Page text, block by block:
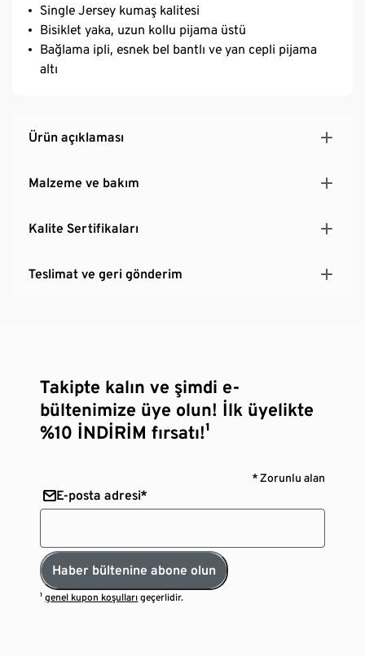
Single Jersey kumaş kalitesi
Bisiklet yaka, uzun kollu pijama üstü
Bağlama ipli, esnek bel bantlı ve yan cepli pijama
altı
Ürün açıklaması
Malzeme ve bakım
Kalite Sertifikaları
Teslimat ve geri gönderim
Takipte kalın ve şimdi e-
bültenimize üye olun! İlk üyelikte
%10 İNDİRİM fırsatı!¹
* Zorunlu alan
E-posta adresi*
Haber bültenine abone olun
¹genel kupon koşulları geçerlidir.